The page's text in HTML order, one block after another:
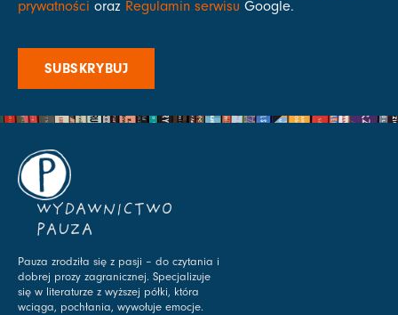
prywatności oraz Regulamin serwisu Google.
SUBSKRYBUJ
WYDAWNICTWO
PAUZA
Pauza zrodziła się z pasji – do czytania i
dobrej prozy zagranicznej. Specjalizuje
się w literaturze z wyższej półki, która
wciąga, pochłania, wywołuje emocje.